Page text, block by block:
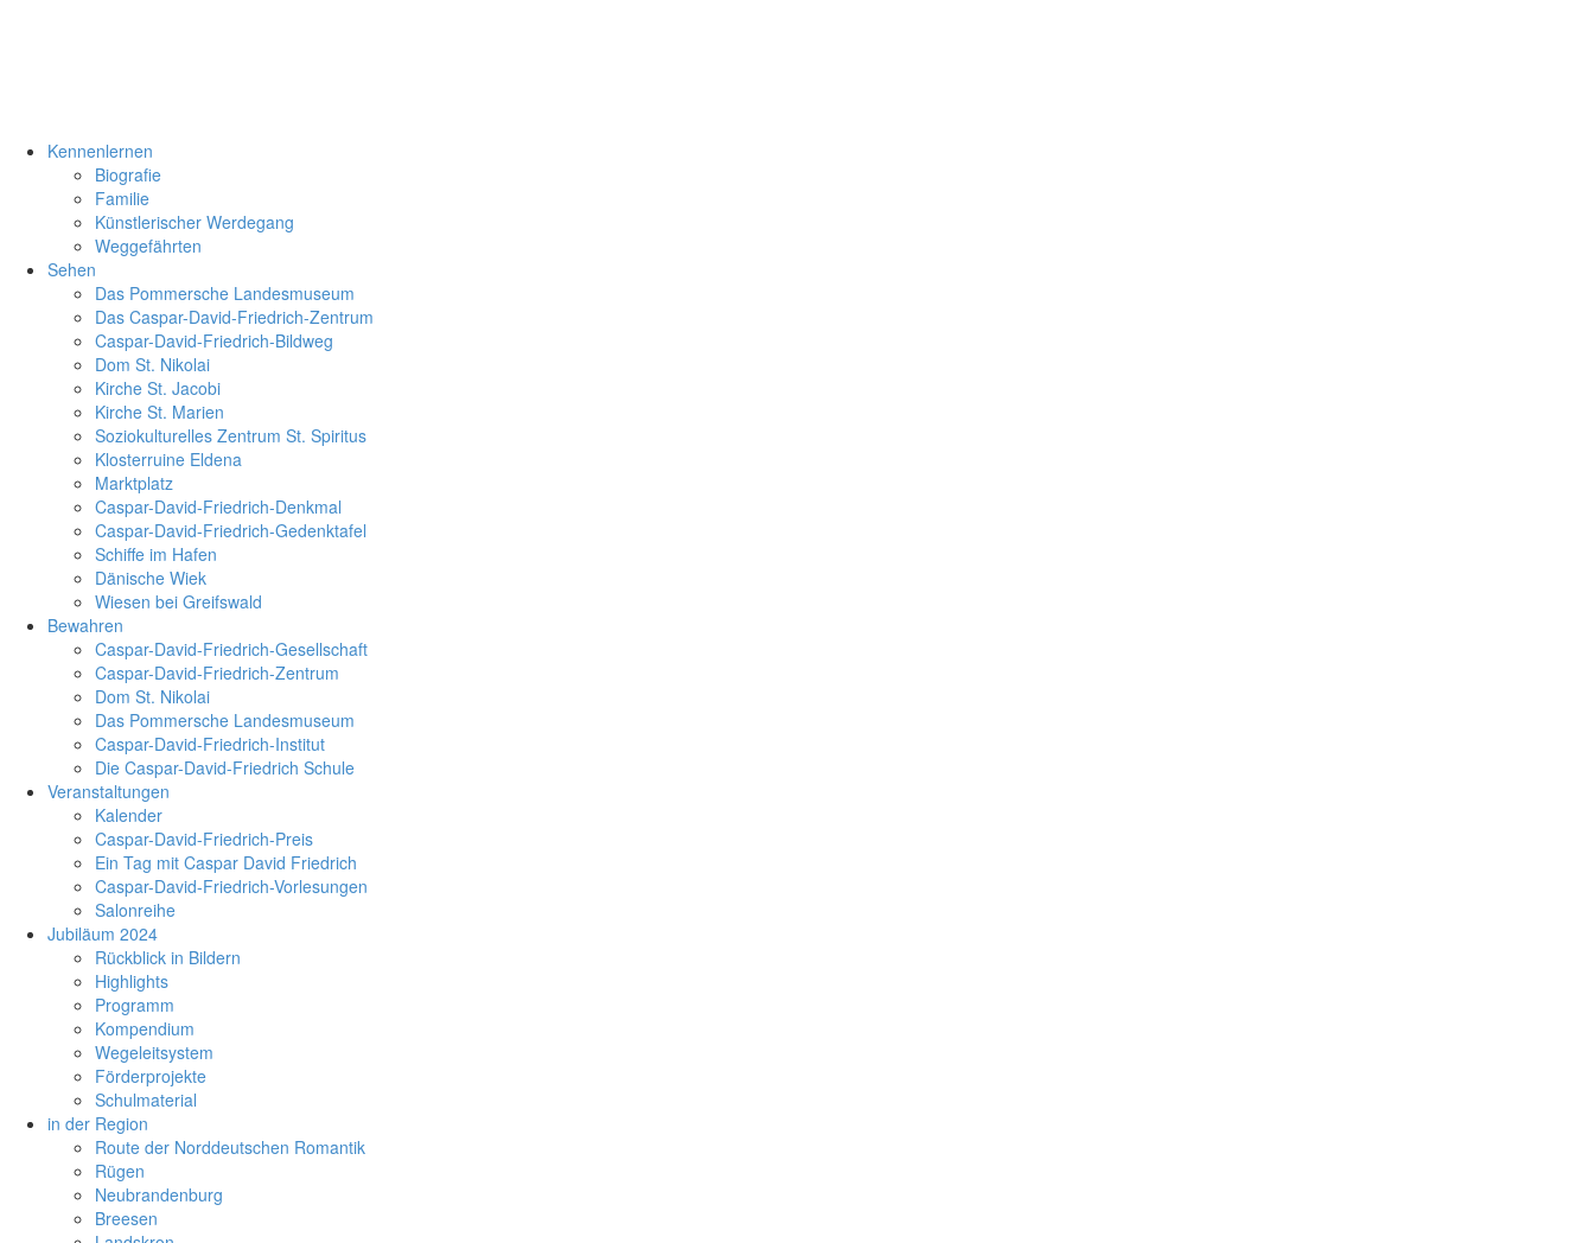
Kennenlernen
Biografie
Familie
Künstlerischer Werdegang
Weggefährten
Sehen
Das Pommersche Landesmuseum
Das Caspar-David-Friedrich-Zentrum
Caspar-David-Friedrich-Bildweg
Dom St. Nikolai
Kirche St. Jacobi
Kirche St. Marien
Soziokulturelles Zentrum St. Spiritus
Klosterruine Eldena
Marktplatz
Caspar-David-Friedrich-Denkmal
Caspar-David-Friedrich-Gedenktafel
Schiffe im Hafen
Dänische Wiek
Wiesen bei Greifswald
Bewahren
Caspar-David-Friedrich-Gesellschaft
Caspar-David-Friedrich-Zentrum
Dom St. Nikolai
Das Pommersche Landesmuseum
Caspar-David-Friedrich-Institut
Die Caspar-David-Friedrich Schule
Veranstaltungen
Kalender
Caspar-David-Friedrich-Preis
Ein Tag mit Caspar David Friedrich
Caspar-David-Friedrich-Vorlesungen
Salonreihe
Jubiläum 2024
Rückblick in Bildern
Highlights
Programm
Kompendium
Wegeleitsystem
Förderprojekte
Schulmaterial
in der Region
Route der Norddeutschen Romantik
Rügen
Neubrandenburg
Breesen